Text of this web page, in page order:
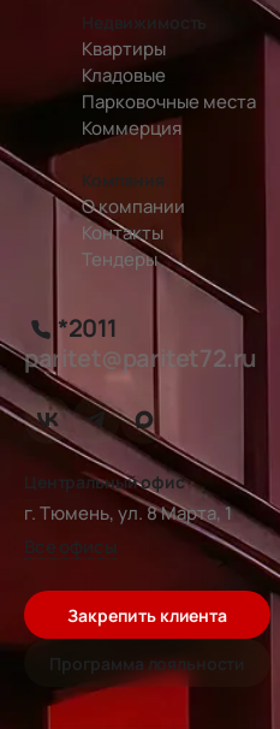
Недвижимость
Квартиры
Кладовые
Парковочные места
Коммерция
Компания
О компании
Контакты
Тендеры
*2011
paritet@paritet72.ru
Центральный офис
г. Тюмень, ул. 8 Марта, 1
Все офисы
Закрепить клиента
Программа лояльности